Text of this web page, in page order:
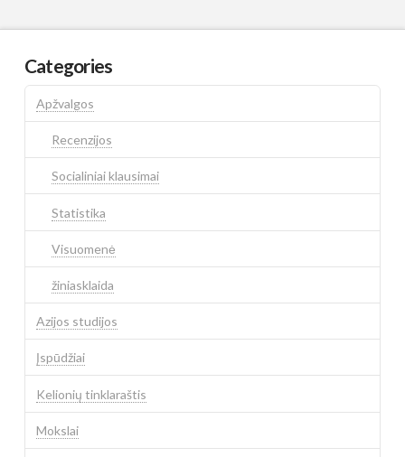
Categories
Apžvalgos
Recenzijos
Socialiniai klausimai
Statistika
Visuomenė
žiniasklaida
Azijos studijos
Įspūdžiai
Kelionių tinklaraštis
Mokslai